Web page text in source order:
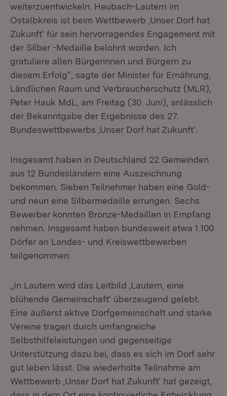
weiterzuentwickeln. Heubach-Lautern im
Ostalbkreis ist beim Wettbewerb ‚Unser Dorf hat
Zukunft‘ für sein hervorragendes Engagement mit
der Silber -Medaille belohnt worden. Ich
gratuliere allen Bürgerinnen und Bürgern zu
diesem Erfolg“, sagte der Minister für Ernährung,
Ländlichen Raum und Verbraucherschutz (MLR),
Peter Hauk MdL, am Freitag (30. Juni), anlässlich
der Bekanntgabe der Ergebnisse des 27.
Bundeswettbewerbs ‚Unser Dorf hat Zukunft‘.
Insgesamt haben in Deutschland 22 Gemeinden
aus 12 Bundesländern eine Auszeichnung
bekommen. Sieben Teilnehmer haben eine Gold-
und neun eine Silbermedaille errungen. Sechs
Bewerber konnten Bronze-Medaillen in Empfang
nehmen. Insgesamt haben bundesweit etwa 1.100
Dörfer an Landes- und Kreiswettbewerben
teilgenommen.
„In Lautern wird das Leitbild ‚Lautern, eine
blühende Gemeinschaft‘ überzeugend gelebt.
Eine äußerst aktive Dorfgemeinschaft und starke
Vereine tragen durch umfangreiche
Selbsthilfeleistungen und gegenseitige
Unterstützung dazu bei, dass es sich im Dorf sehr
gut leben lässt. Die wiederholte Teilnahme am
Wettbewerb ‚Unser Dorf hat Zukunft‘ hat gezeigt,